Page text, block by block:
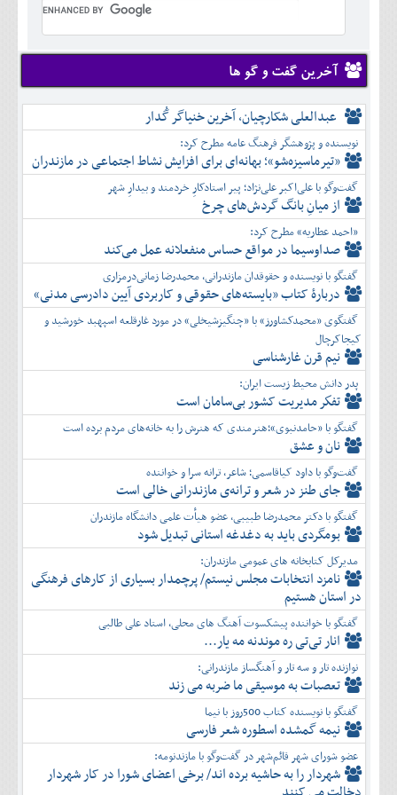
دی
بهمن
اسفند
آبان
آذر
دی
بهمن
اسفند
شهريور
مهر
آبان
آذر
دی
بهمن
اسفند
تير
مرداد
شهريور
مهر
آبان
آذر
دی
بهمن
اسفند
آخرین گفت و گو ها
عبدالعلی شکارچیان، آخرین خنیاگر گُدار
نویسنده و پژوهشگر فرهنگ عامه مطرح کرد:
«تیرماسیزه‌شو»؛ بهانه‌ای برای افزایش نشاط اجتماعی در مازندران
گفت‌وگو با علی‌اکبر علی‌نژاد؛ پیر استادکارِ خردمند و بیدارِ شهر
از میانِ بانگ گردش‌های چرخ
«احمد عطاریه» مطرح کرد:
صداوسیما در مواقع حساس منفعلانه عمل می‌کند
گفتگو با نویسنده و حقوقدان مازندرانی، محمدرضا زمانی‌درمزاری
دربارۀ کتاب ”بایسته‌های حقوقی و کاربردی آیین دادرسی مدنی»
گفتگوی «محمدکشاورز» با «چنگیزشیخلی» در مورد غارقلعه اسپهبد خورشید و
کیجاکرچال
نیم قرن غارشناسی
پدر دانش محیط زیست ایران:
تفكر مديريت کشور بی‌سامان است
گفتگو با «حامدنبوی»؛هنرمندی که هنرش را به خانه‌های مردم برده است
نان و عشق
گفت‌وگو با داود کیاقاسمی؛ شاعر، ترانه سرا و خواننده
جای طنز در شعر و ترانه‌ی مازندرانی خالی است
گفتگو با دکتر محمدرضا طبیبی، عضو هیأت علمی دانشگاه مازندران
بومگردی باید به دغدغه استانی تبدیل شود
مدیرکل کتابخانه های عمومی مازندران:
نامزد انتخابات مجلس نیستم/ پرچمدار بسیاری از کارهای فرهنگی
در استان هستیم
گفتگو با خواننده پیشکسوت آهنگ های محلی، استاد علی طالبی
انار تی‌تی ره موندنه مه یار...
نوازنده تار و سه تار و آهنگساز مازندرانی:
تعصبات به موسیقی ما ضربه می زند
گفتگو با نویسنده کتاب 500روز با نیما
نیمه گمشده اسطوره شعر فارسی
عضو شورای شهر قائم‌شهر در گفت‌و‌گو با مازندنومه:
شهردار را به حاشیه برده اند/ برخی اعضای شورا در کار شهردار